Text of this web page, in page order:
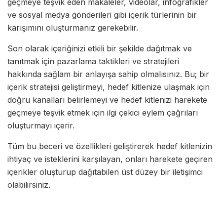
ve sosyal medya gönderileri gibi içerik türlerinin bir
karışımını oluşturmanız gerekebilir.
Son olarak içeriğinizi etkili bir şekilde dağıtmak ve
tanıtmak için pazarlama taktikleri ve stratejileri
hakkında sağlam bir anlayışa sahip olmalısınız. Bu; bir
içerik stratejisi geliştirmeyi, hedef kitlenize ulaşmak için
doğru kanalları belirlemeyi ve hedef kitlenizi harekete
geçmeye teşvik etmek için ilgi çekici eylem çağrıları
oluşturmayı içerir.
Tüm bu beceri ve özellikleri geliştirerek hedef kitlenizin
ihtiyaç ve isteklerini karşılayan, onları harekete geçiren
içerikler oluşturup dağıtabilen üst düzey bir iletişimci
olabilirsiniz.